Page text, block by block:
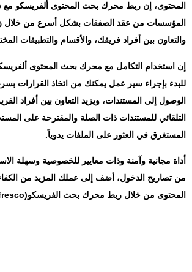
المؤسسات من عقد الصفقات بشكل أسرع من خلال
والتعاون بين أفراد فريقك، والأقسام والتطبيقات
للبدء بإجراء سير عمل يمكنك من اتخاذ القرارات
الوصول إلى المستندات، ويزيد التعاون بين أفراد
التلقائي للمستندات ذات الصلة والمقترحة على
المستغرق في العثور على الملفات يدوياً.
أداة مجانية وآمنة وذات معايير للخصوصية وسهلة
من تصاريح الدخول، أضف إلى عملك المزيد من
المحتوى من خلال ربط محرك بحث الفريسكو(Alfresco) مع Salesforce.